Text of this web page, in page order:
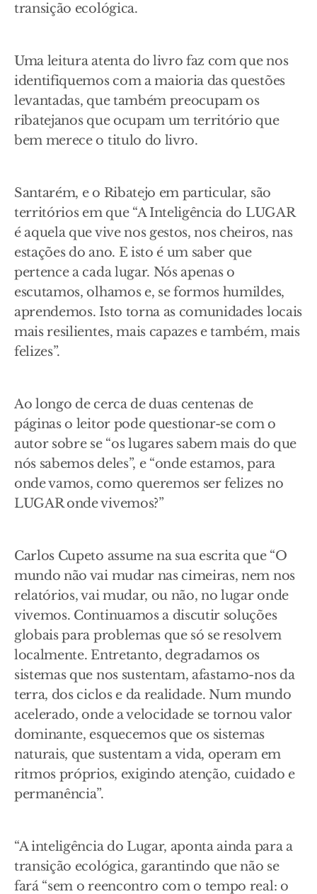
transição ecológica.
Uma leitura atenta do livro faz com que nos
identifiquemos com a maioria das questões
levantadas, que também preocupam os
ribatejanos que ocupam um território que
bem merece o titulo do livro.
Santarém, e o Ribatejo em particular, são
territórios em que “A Inteligência do LUGAR
é aquela que vive nos gestos, nos cheiros, nas
estações do ano. E isto é um saber que
pertence a cada lugar. Nós apenas o
escutamos, olhamos e, se formos humildes,
aprendemos. Isto torna as comunidades locais
mais resilientes, mais capazes e também, mais
felizes”.
Ao longo de cerca de duas centenas de
páginas o leitor pode questionar-se com o
autor sobre se “os lugares sabem mais do que
nós sabemos deles”, e “onde estamos, para
onde vamos, como queremos ser felizes no
LUGAR onde vivemos?”
Carlos Cupeto assume na sua escrita que “O
mundo não vai mudar nas cimeiras, nem nos
relatórios, vai mudar, ou não, no lugar onde
vivemos. Continuamos a discutir soluções
globais para problemas que só se resolvem
localmente. Entretanto, degradamos os
sistemas que nos sustentam, afastamo-nos da
terra, dos ciclos e da realidade. Num mundo
acelerado, onde a velocidade se tornou valor
dominante, esquecemos que os sistemas
naturais, que sustentam a vida, operam em
ritmos próprios, exigindo atenção, cuidado e
permanência”.
“A inteligência do Lugar, aponta ainda para a
transição ecológica, garantindo que não se
fará “sem o reencontro com o tempo real: o